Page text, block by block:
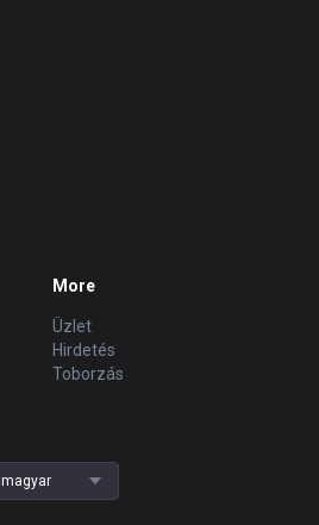
More
Üzlet
Hirdetés
Toborzás
magyar